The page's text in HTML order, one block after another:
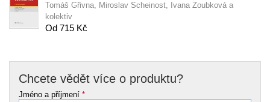
Tomáš Gřivna, Miroslav Scheinost, Ivana Zoubková a
kolektiv
Od 715 Kč
Chcete vědět více o produktu?
Jméno a příjmení *